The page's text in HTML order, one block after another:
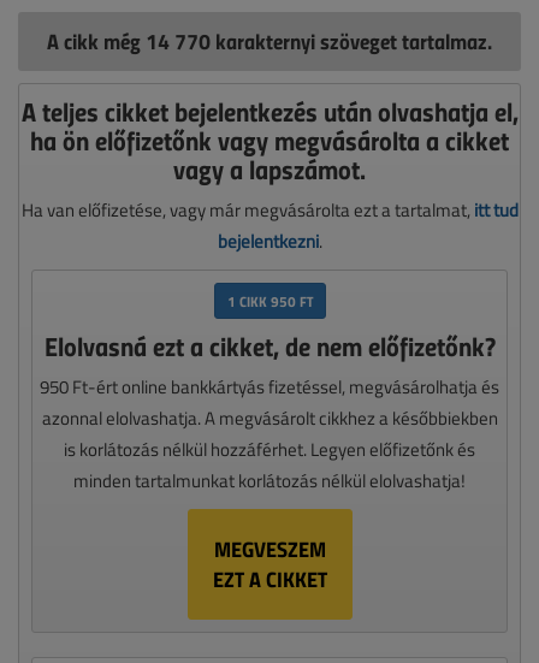
A cikk még 14 770 karakternyi szöveget tartalmaz.
A teljes cikket bejelentkezés után olvashatja el,
ha ön előfizetőnk vagy megvásárolta a cikket
vagy a lapszámot.
Ha van előfizetése, vagy már megvásárolta ezt a tartalmat, itt tud
bejelentkezni.
1 CIKK 950 FT
Elolvasná ezt a cikket, de nem előfizetőnk?
950 Ft-ért online bankkártyás fizetéssel, megvásárolhatja és
azonnal elolvashatja. A megvásárolt cikkhez a későbbiekben
is korlátozás nélkül hozzáférhet. Legyen előfizetőnk és
minden tartalmunkat korlátozás nélkül elolvashatja!
MEGVESZEM
EZT A CIKKET